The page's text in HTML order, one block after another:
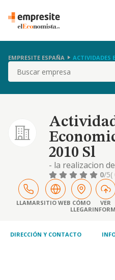
EMPRESITE ESPAÑA ACTIVIDADES
Buscar
2010 Sl
- la realizacion
construcciones,
privadas; la
enajenacion de
urbanizacion y
construccion de e
0/5(
LLAMARSITIO WEB CÓMO
LLEGAR
VER
DIRECCIÓN Y CONTACTO